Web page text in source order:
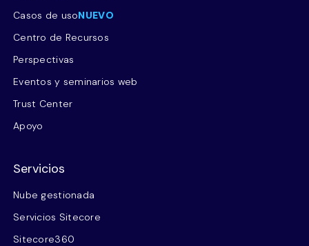
Casos de usoNUEVO
Centro de Recursos
Perspectivas
Eventos y seminarios web
Trust Center
Apoyo
Servicios
Nube gestionada
Servicios Sitecore
Sitecore360